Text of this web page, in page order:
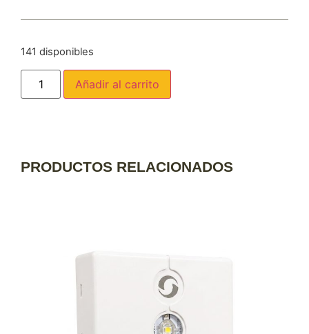
141 disponibles
Añadir al carrito
PRODUCTOS RELACIONADOS